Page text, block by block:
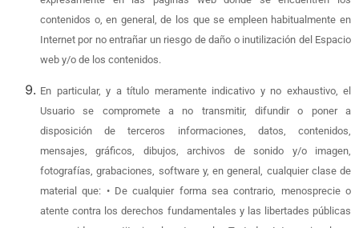
contenidos o, en general, de los que se empleen habitualmente en
Internet por no entrañar un riesgo de daño o inutilización del Espacio
web y/o de los contenidos.
En particular, y a título meramente indicativo y no exhaustivo, el
Usuario se compromete a no transmitir, difundir o poner a
disposición de terceros informaciones, datos, contenidos,
mensajes, gráficos, dibujos, archivos de sonido y/o imagen,
fotografías, grabaciones, software y, en general, cualquier clase de
material que: • De cualquier forma sea contrario, menosprecie o
atente contra los derechos fundamentales y las libertades públicas